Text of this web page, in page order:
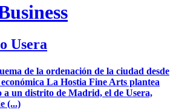
Usera
de la ordenación de la ciudad desde
La Hostia Fine Arts plantea
a un distrito de Madrid, el de Usera,
(...)